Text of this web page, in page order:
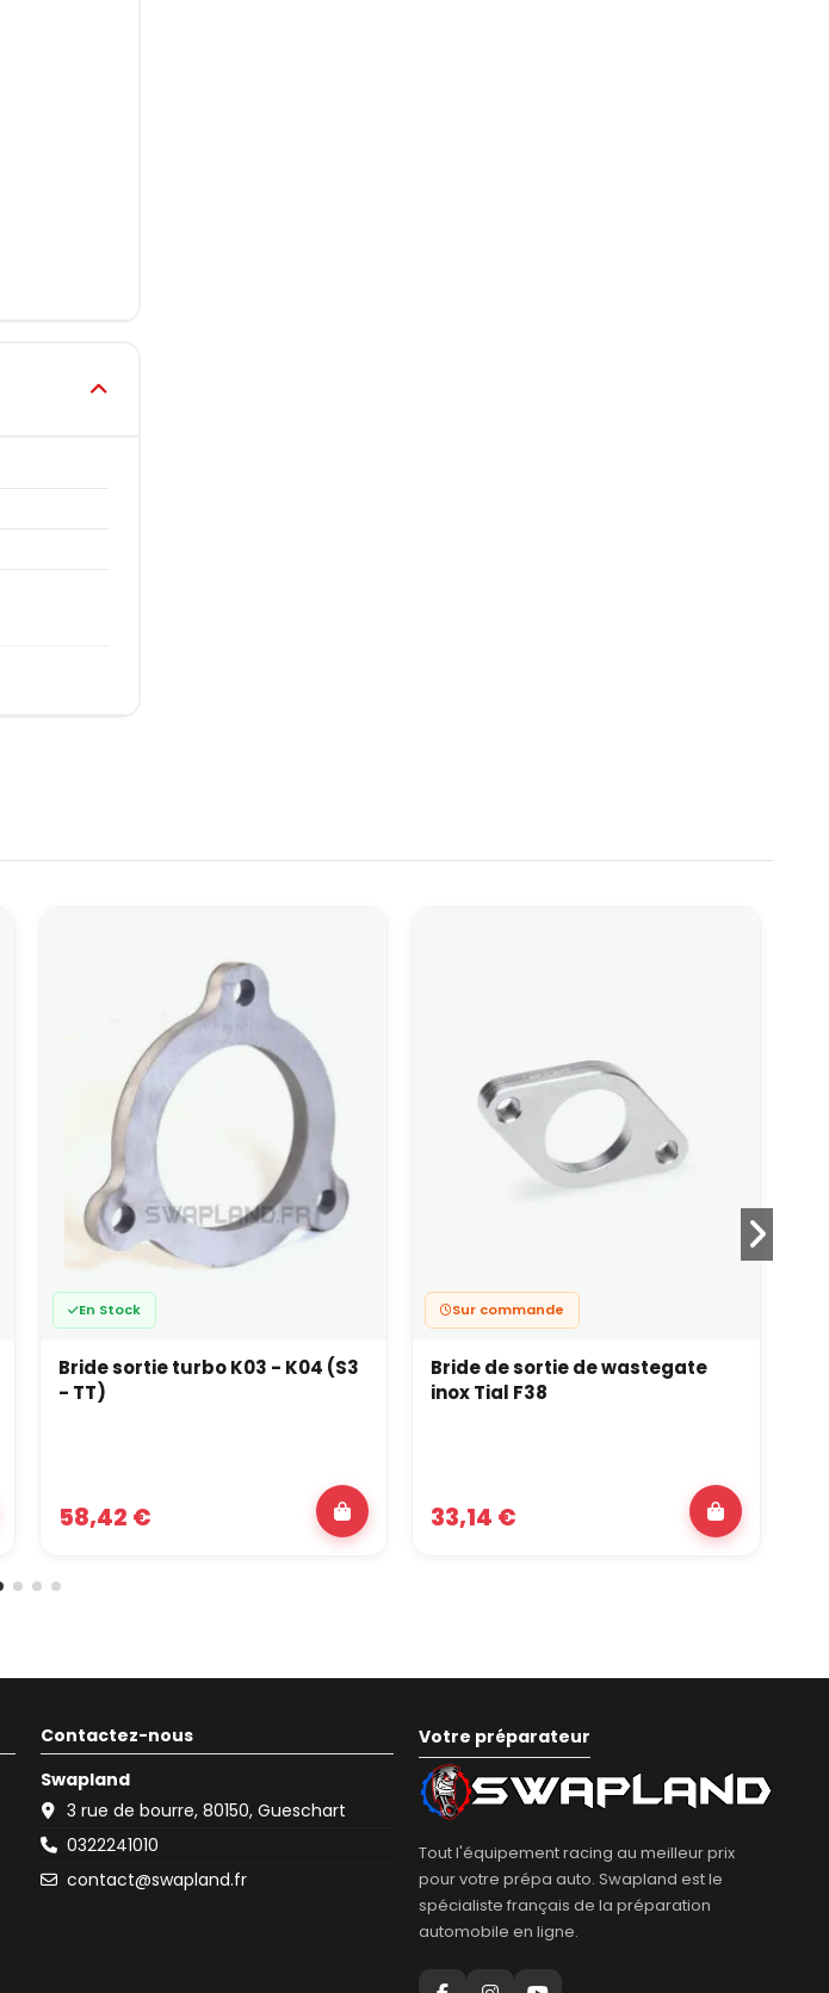
En Stock
Bride sortie turbo K03 - K04 (S3
- TT)
58,42 €
Sur commande
Bride de sortie de wastegate
inox Tial F38
33,14 €
Contactez-nous
Swapland
3 rue de bourre, 80150, Gueschart
0322241010
contact@swapland.fr
Votre préparateur
Tout l'équipement racing au meilleur prix
pour votre prépa auto. Swapland est le
spécialiste français de la préparation
automobile en ligne.